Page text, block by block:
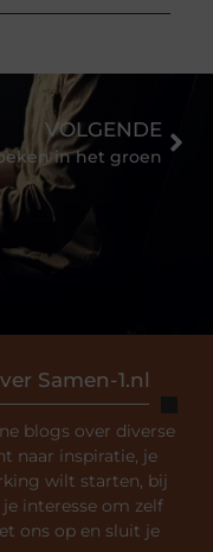
Samen-1.nl
blogs over diverse
naar inspiratie, je
wilt starten, bij
interesse om zelf
ons op en sluit je
VOLGENDE
in het groen